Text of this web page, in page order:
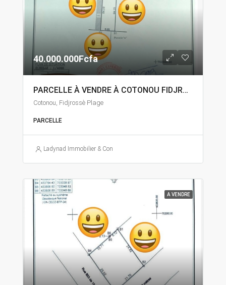
40.000.000Fcfa
PARCELLE À VENDRE À COTONOU FIDJROSSÈ
Cotonou, Fidjrossè Plage
PARCELLE
Ladynad Immobilier & Construction
A VENDRE